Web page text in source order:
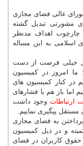
عالی فضای مجازی
مشورتی تبدیل گشته
چارچوب اهداف مدنظر
اسلامی به این مساله
خیلی فرصت از دست
ما امروز در كمیسیون
در كنار كمیسیون های
اما باز هم با فشارهای
ارتباطات وجود داشت
مستقل پیگیری نماییم.
به فضای مجازی
و در ذیل كمیسیون
حقوق كاربران در فضای